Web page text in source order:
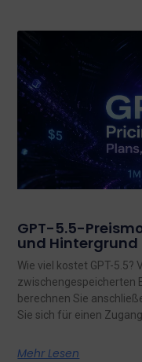
GPT-5.5-
und Hintergrund
Wie viel kostet GPT-5.5?
zwischengespeicherten
berechnen Sie
Sie sich für einen
Mehr Lesen